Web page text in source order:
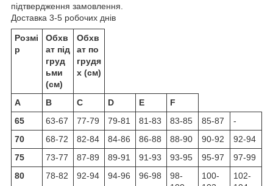
підтвердження замовлення.
Доставка 3-5 робочих днів
Розмі
р
Обхв
ат під
груд
ьми
(см)
Обхв
ат по
грудя
х (см)
A B C D E
F
65
63-67 77-79 79-81 81-83 83-85 85-87
-
70
68-72 82-84 84-86 86-88 88-90 90-92
92-94
75
73-77 87-89 89-91 91-93 93-95 95-97
97-99
80
78-82 92-94 94-96 96-98
98-
100-
102-